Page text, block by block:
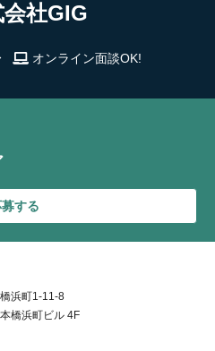
社GIG
オンライン面談OK!
する
浜町1-11-8
橋浜町ビル 4F